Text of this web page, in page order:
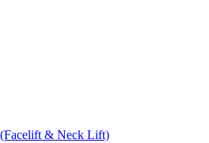
& Neck Lift)